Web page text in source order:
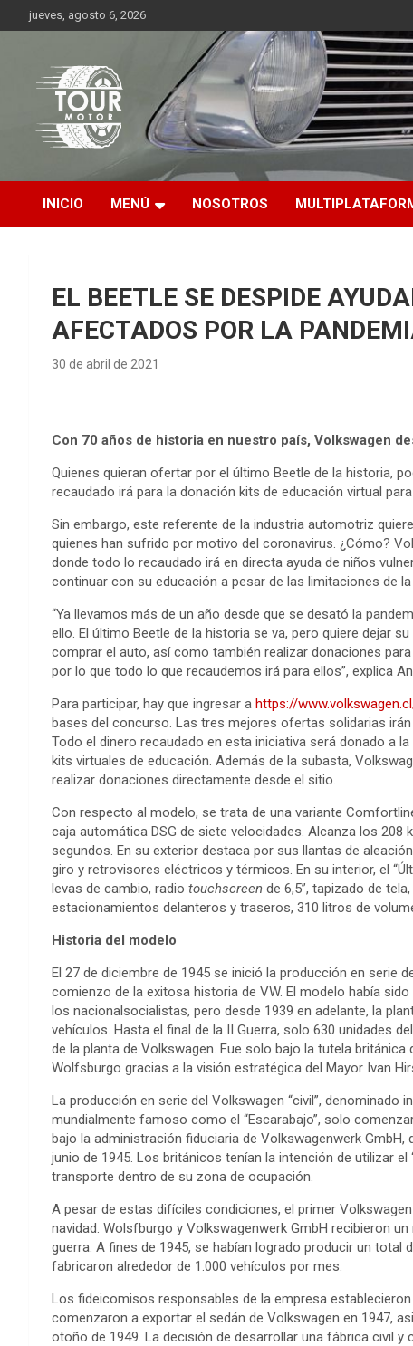
Saltar
al
jueves, agosto 6, 2026
Tour Motor
Plataforma de contenido audiovisual para el sector automotriz
INICIO MENÚ NOSOTROS
EL BEETLE SE DESPIDE
AFECTADOS POR LA
30 de abril de 2021
Con 70 años de historia en nuestro país, Volkswagen
Quienes quieran ofertar por el último Beetle de la historia,
recaudado irá para la donación kits de educación virtual
Sin embargo, este referente de la industria automotriz
quienes han sufrido por motivo del coronavirus. ¿Cómo?
donde todo lo recaudado irá en directa ayuda de niños
continuar con su educación a pesar de las limitaciones de la
“Ya llevamos más de un año desde que se desató la
ello. El último Beetle de la historia se va, pero quiere dejar
comprar el auto, así como también realizar donaciones
por lo que todo lo que recaudemos irá para ellos”, explica
Para participar, hay que ingresar a https://
bases del concurso. Las tres mejores ofertas solidarias
Todo el dinero recaudado en esta iniciativa será donado a
kits virtuales de educación. Además de la subasta,
realizar donaciones directamente desde el sitio.
Con respecto al modelo, se trata de una variante
caja automática DSG de siete velocidades. Alcanza los
segundos. En su exterior destaca por sus llantas de
giro y retrovisores eléctricos y térmicos. En su interior, el
levas de cambio, radio touchscreen de 6,5”, tapizado de
estacionamientos delanteros y traseros, 310 litros de
Historia del modelo
El 27 de diciembre de 1945 se inició la producción en serie
comienzo de la exitosa historia de VW. El modelo había
los nacionalsocialistas, pero desde 1939 en adelante, la
vehículos. Hasta el final de la II Guerra, solo 630 unidades
de la planta de Volkswagen. Fue solo bajo la tutela
Wolfsburgo gracias a la visión estratégica del Mayor Ivan
La producción en serie del Volkswagen “civil”, denominado
mundialmente famoso como el “Escarabajo”, solo
bajo la administración fiduciaria de Volkswagenwerk
junio de 1945. Los británicos tenían la intención de utilizar
transporte dentro de su zona de ocupación.
A pesar de estas difíciles condiciones, el primer
navidad. Wolsfburgo y Volkswagenwerk GmbH recibieron
guerra. A fines de 1945, se habían logrado producir un total
fabricaron alrededor de 1.000 vehículos por mes.
Los fideicomisos responsables de la empresa
comenzaron a exportar el sedán de Volkswagen en 1947,
otoño de 1949. La decisión de desarrollar una fábrica civil